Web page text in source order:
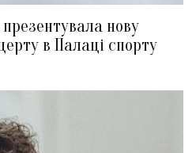
презентувала нову
в Палаці спорту